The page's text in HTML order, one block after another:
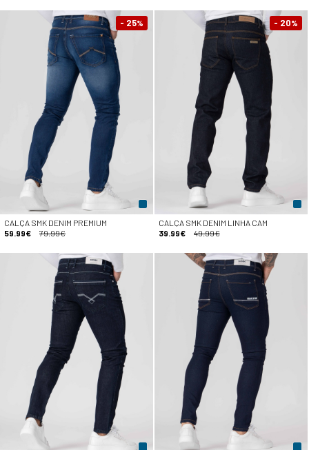
- 25%
CALÇA SMK DENIM PREMIUM
59.99€
79.99€
- 20%
CALÇA SMK DENIM LINHA CAM
39.99€
49.99€